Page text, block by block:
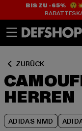
BIS ZU -65%😲💥
ZURÜCK
HERREN
ADIDAS NMD